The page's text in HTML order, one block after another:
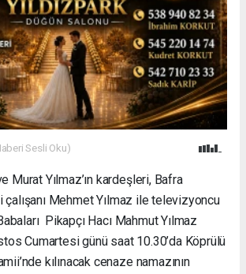
Sesli Oku)
Murat Yılmaz’ın kardeşleri, Bafra
çalışanı Mehmet Yılmaz ile televizyoncu
Pikapçı Hacı Mahmut Yılmaz
Cumartesi günü saat 10.30’da Köprülü
kılınacak cenaze namazının